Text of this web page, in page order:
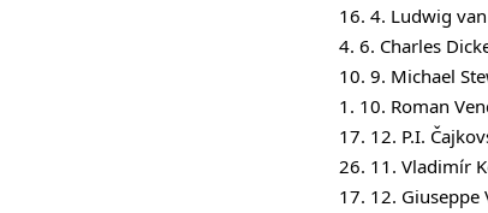
16. 4. Ludwig
4. 6. Charles
10. 9. Michael
1. 10. Roman
17. 12. P.I.
26. 11. Vladimír
17. 12. Giuseppe